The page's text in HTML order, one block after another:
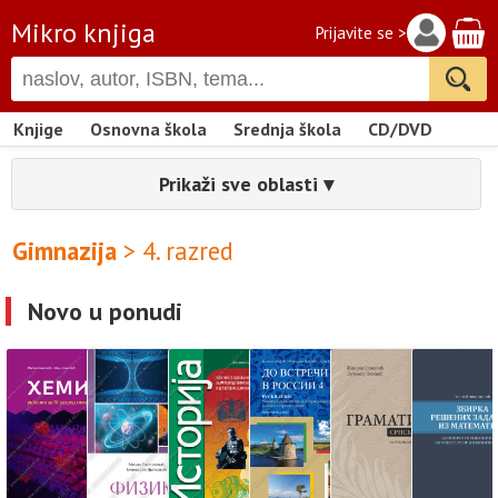
Mikro knjiga Prijavite se >
Knjige Osnovna škola Srednja škola CD/DVD
Prikaži sve oblasti ▾
Gimnazija > 4. razred
Novo u ponudi